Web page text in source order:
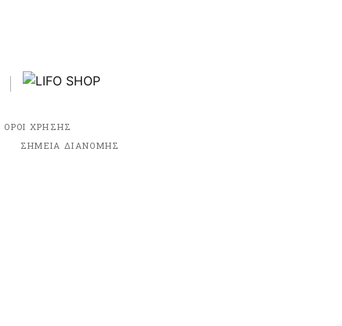
ΟΡΟΙ ΧΡΗΣΗΣ
ΣΗΜΕΙΑ ΔΙΑΝΟΜΗΣ